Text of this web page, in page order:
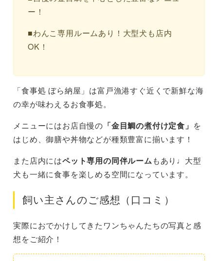
ー！
■わんこ専用ルームあり！大型犬も店内
OK！
「食事処 ぼら納屋」は富戸漁港すぐ近くで新鮮な海
の幸が味わえるお食事処。
メニューにはお店自慢の 「金目鯛の煮付け定食」 を
はじめ、御膳や丼物などが種類豊富に揃います！
また店内にはペット専用の同伴ルームもあり♩大型
犬も一緒に食事を楽しめる空間になっています。
飼い主さんのご感想（口コミ）
実際におでかけしてきたワンちゃんたちの写真と感
想をご紹介！